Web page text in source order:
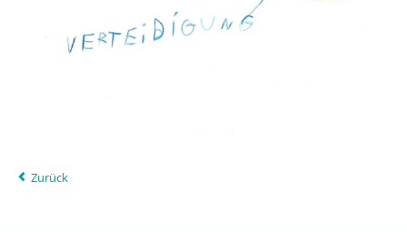
Zurück